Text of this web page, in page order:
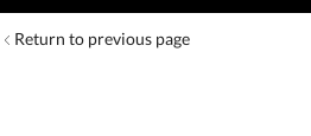
Return to previous page